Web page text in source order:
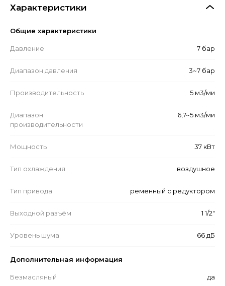
Характеристики
Общие характеристики
Давление 7 бар
Диапазон давления 3~7 бар
Производительность 5 м3/ми
Диапазон
производительности
6,7~5 м3/ми
Мощность 37 кВт
Тип охлаждения воздушное
Тип привода ременный с редуктором
Выходной разъём 1 1/2"
Уровень шума 66 дБ
Дополнительная информация
Безмасляный да